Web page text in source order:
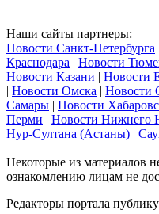
Наши сайты партнеры:
Новости Санкт-Петербурга
Краснодара | Новости
Новости Казани | Новости
| Новости Омска | Новости
Самары | Новости
Перми | Новости Нижнего
Нур-Султана (Астаны) |
Некоторые из материалов
ознакомлению лицам не
Редакторы портала